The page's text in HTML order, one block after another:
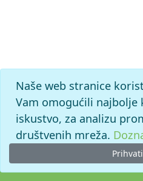
Naše web stranice
Vam omogućili najbolje
iskustvo, za analizu
društvenih mreža.
Prihvati
© 2026. -Leksikografski zavod